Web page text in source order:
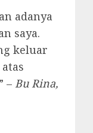
adanya
saya.
keluar
– Bu Rina,